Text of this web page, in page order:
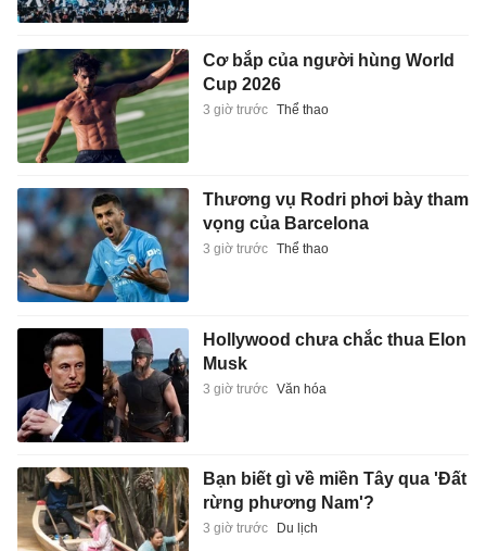
Cơ bắp của người hùng World
Cup 2026
3 giờ trước Thể thao
Thương vụ Rodri phơi bày tham
vọng của Barcelona
3 giờ trước Thể thao
Hollywood chưa chắc thua Elon
Musk
3 giờ trước Văn hóa
Bạn biết gì về miền Tây qua 'Đất
rừng phương Nam'?
3 giờ trước Du lịch